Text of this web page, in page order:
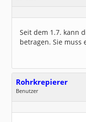
Alter:
54
Dabei seit:
02 / 2003
Seit dem 1.7. kann
betragen. Sie muss
Rohrkrepierer
Benutzer
Geschlecht:
keine
Dabei seit:
09 / 2018